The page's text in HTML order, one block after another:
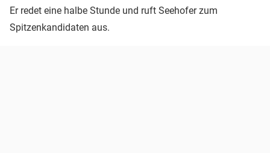
Er redet eine halbe Stunde und ruft Seehofer zum
Spitzenkandidaten aus.